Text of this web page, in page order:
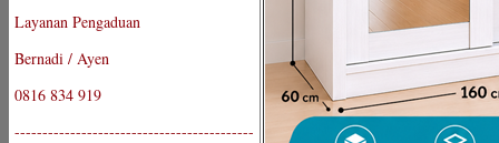
Layanan Pengaduan
Bernadi / Ayen
0816 834 919
-------------------------------------------